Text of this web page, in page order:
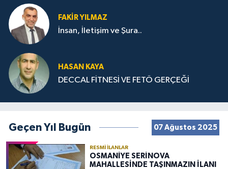
FAKIR YILMAZ
İnsan, İletişim ve Şura..
HASAN KAYA
DECCAL FİTNESİ VE FETÖ GERÇEĞİ
Geçen Yıl Bugün 07 Ağustos 2025
RESMI İLANLAR
OSMANİYE SERİNOVA
MAHALLESİNDE TAŞINMAZIN İLANI